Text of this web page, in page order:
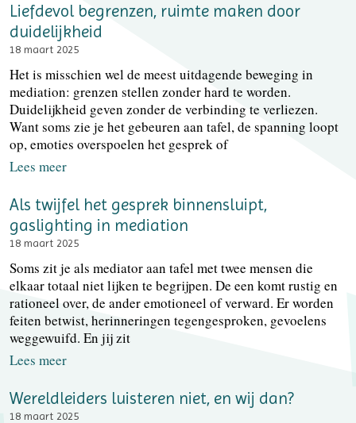
Liefdevol begrenzen, ruimte maken door
duidelijkheid
18 maart 2025
Het is misschien wel de meest uitdagende beweging in
mediation: grenzen stellen zonder hard te worden.
Duidelijkheid geven zonder de verbinding te verliezen.
Want soms zie je het gebeuren aan tafel, de spanning loopt
op, emoties overspoelen het gesprek of
Lees meer
Als twijfel het gesprek binnensluipt,
gaslighting in mediation
18 maart 2025
Soms zit je als mediator aan tafel met twee mensen die
elkaar totaal niet lijken te begrijpen. De een komt rustig en
rationeel over, de ander emotioneel of verward. Er worden
feiten betwist, herinneringen tegengesproken, gevoelens
weggewuifd. En jij zit
Lees meer
Wereldleiders luisteren niet, en wij dan?
18 maart 2025